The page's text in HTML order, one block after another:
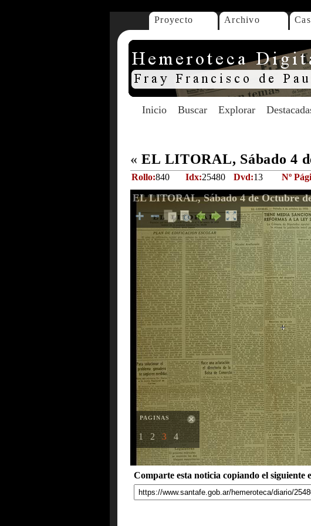
Proyecto Archivo
Inicio Buscar Explorar
« EL LITORAL, Sábado 4
Rollo:840 Idx:25480 Dvd:13 Nº
EL LITORAL, Sábado 4 de Octubre
PAGINAS
1 2 3 4
Comparte esta noticia copiando el siguiente